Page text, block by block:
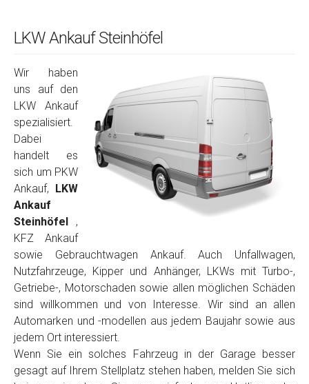
LKW Ankauf Steinhöfel
Wir haben
uns auf den
LKW Ankauf
spezialisiert.
Dabei
handelt es
sich um PKW
Ankauf,
LKW
Ankauf
Steinhöfel ,
KFZ Ankauf
sowie Gebrauchtwagen Ankauf. Auch Unfallwagen,
Nutzfahrzeuge, Kipper und Anhänger, LKWs mit Turbo-,
Getriebe-, Motorschaden sowie allen möglichen Schäden
sind willkommen und von Interesse. Wir sind an allen
Automarken und -modellen aus jedem Baujahr sowie aus
jedem Ort interessiert.
Wenn Sie ein solches Fahrzeug in der Garage besser
gesagt auf Ihrem Stellplatz stehen haben, melden Sie sich